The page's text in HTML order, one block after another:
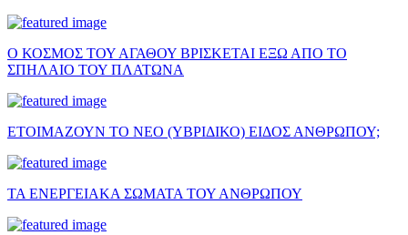
Ο ΚΟΣΜΟΣ ΤΟΥ ΑΓΑΘΟΥ ΒΡΙΣΚΕΤΑΙ ΕΞΩ ΑΠΟ ΤΟ
ΣΠΗΛΑΙΟ ΤΟΥ ΠΛΑΤΩΝΑ
ΕΤΟΙΜΑΖΟΥΝ ΤΟ ΝΕΟ (ΥΒΡΙΔΙΚΟ) ΕΙΔΟΣ ΑΝΘΡΩΠΟΥ;
ΤΑ ΕΝΕΡΓΕΙΑΚΑ ΣΩΜΑΤΑ ΤΟΥ ΑΝΘΡΩΠΟΥ